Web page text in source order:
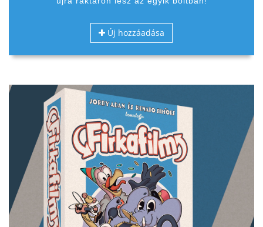
Új hozzáadása